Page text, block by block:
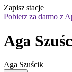
Zapisz stacje
Pobierz za darmo z
Aga
Aga Szuścik